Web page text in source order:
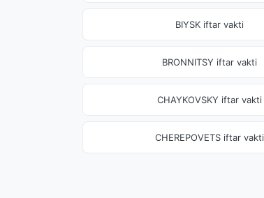
BIYSK iftar vakti
BRONNITSY iftar vakti
CHAYKOVSKY iftar vakti
CHEREPOVETS iftar vakti